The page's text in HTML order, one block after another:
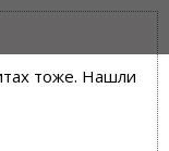
тоже. Нашли